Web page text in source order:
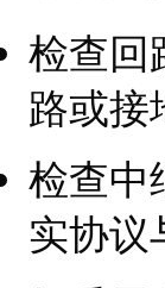
检查回
路或接
检查中
实协议